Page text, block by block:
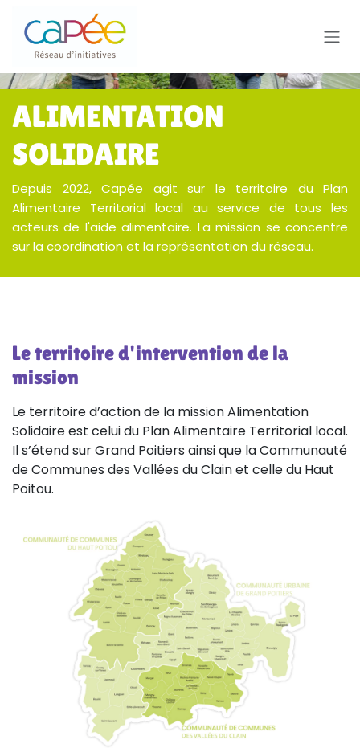
ALIMENTATION
SOLIDAIRE
Depuis 2022, Capée agit sur le territoire du Plan
Alimentaire Territorial local au service de tous les
acteurs de l'aide alimentaire. La mission se concentre
sur la coordination et la représentation du réseau.
Le territoire d'intervention de la
mission
Le territoire d’action de la mission Alimentation
Solidaire est celui du Plan Alimentaire Territorial local.
Il s’étend sur Grand Poitiers ainsi que la Communauté
de Communes des Vallées du Clain et celle du Haut
Poitou.